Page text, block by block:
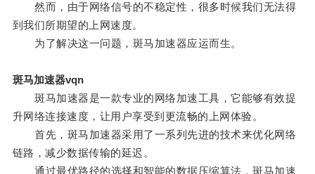
然而，由于网络信号的不稳定性，很多时候我们无法得
到我们所期望的上网速度。
为了解决这一问题，斑马加速器应运而生。
斑马加速器vqn
斑马加速器是一款专业的网络加速工具，它能够有效提
升网络连接速度，让用户享受到更流畅的上网体验。
首先，斑马加速器采用了一系列先进的技术来优化网络
链路，减少数据传输的延迟。
通过最优路径的选择和智能的数据压缩算法，斑马加速